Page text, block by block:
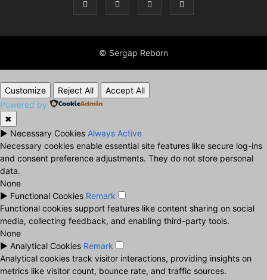
© Sergap Reborn
Customize Reject All
Accept All
Powered by
✖
► Necessary Cookies Always Active
Necessary cookies enable essential site features like secure log-ins
and consent preference adjustments. They do not store personal
data.
None
► Functional Cookies Remark
Functional cookies support features like content sharing on social
media, collecting feedback, and enabling third-party tools.
None
► Analytical Cookies Remark
Analytical cookies track visitor interactions, providing insights on
metrics like visitor count, bounce rate, and traffic sources.